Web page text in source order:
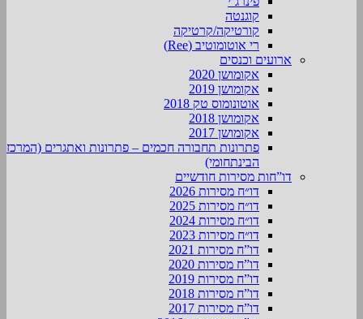
קוגנטה
קורטיקה/קרטיקה
רי אוטומוטיב (Ree)
ארועים וכנסים
אקומושן 2020
אקומושן 2019
אוטונומוס טק 2018
אקומושן 2018
אקומושן 2017
פתרונות תחבורה חכמים – פתרונות ואתגרים (המרכז
הבינתחומי)
דו”חות מסירות חודשיים
דו״ח מסירות 2026
דו״ח מסירות 2025
דו״ח מסירות 2024
דו״ח מסירות 2023
דו”ח מסירות 2021
דו”ח מסירות 2020
דו”ח מסירות 2019
דו”ח מסירות 2018
דו”ח מסירות 2017